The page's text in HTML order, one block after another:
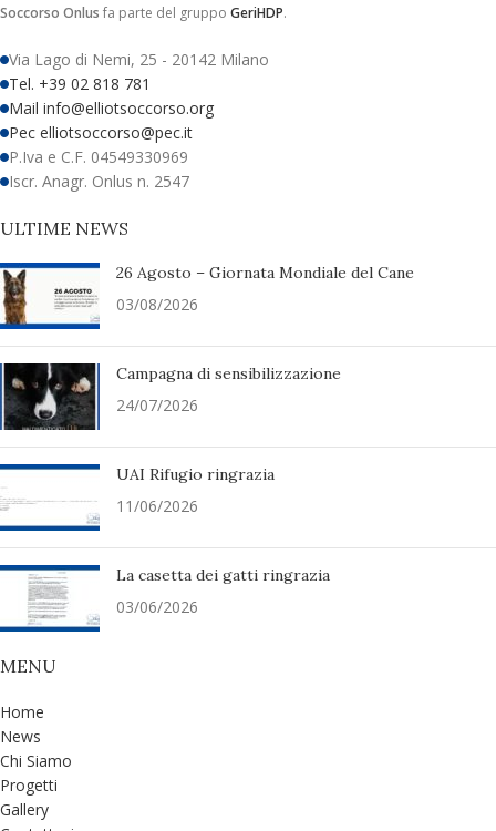
Soccorso Onlus fa parte del gruppo GeriHDP.
Via Lago di Nemi, 25 - 20142 Milano
Tel. +39 02 818 781
Mail info@elliotsoccorso.org
Pec elliotsoccorso@pec.it
P.Iva e C.F. 04549330969
Iscr. Anagr. Onlus n. 2547
ULTIME NEWS
26 Agosto – Giornata Mondiale del Cane
03/08/2026
Campagna di sensibilizzazione
24/07/2026
UAI Rifugio ringrazia
11/06/2026
La casetta dei gatti ringrazia
03/06/2026
MENU
Home
News
Chi Siamo
Progetti
Gallery